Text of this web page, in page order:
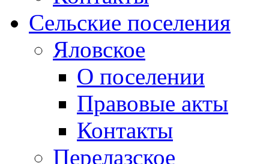
Сельские поселения
Яловское
О поселении
Правовые акты
Контакты
Перелазское